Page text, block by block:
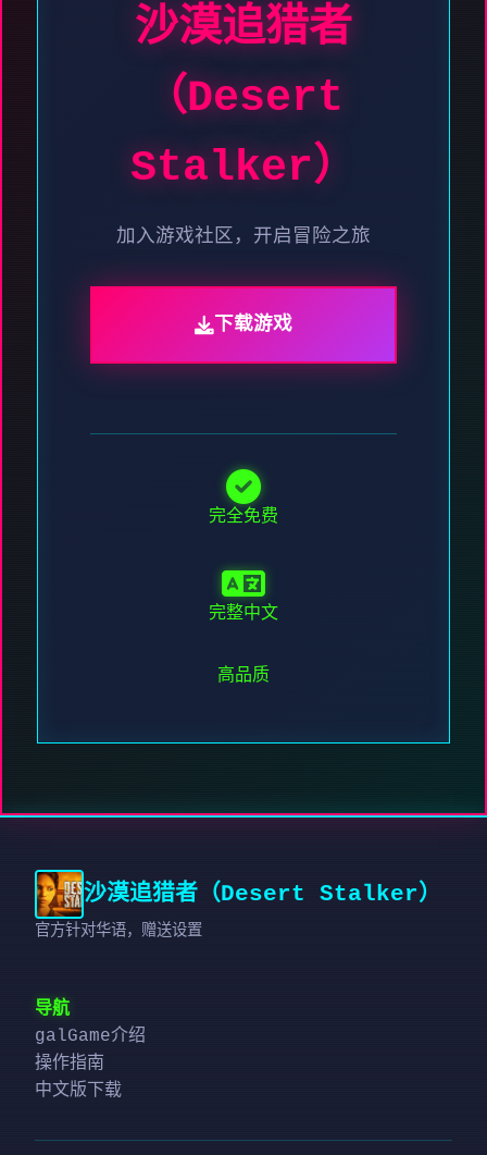
沙漠追猎者
（Desert
Stalker）
加入游戏社区，开启冒险之旅
下载游戏
完全免费
完整中文
高品质
沙漠追猎者（Desert Stalker）
官方针对华语，赠送设置
导航
galGame介绍
操作指南
中文版下载